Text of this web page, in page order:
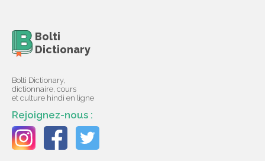
Bolti
Dictionary
Bolti Dictionary,
dictionnaire, cours
et culture hindi en ligne
Rejoignez-nous :